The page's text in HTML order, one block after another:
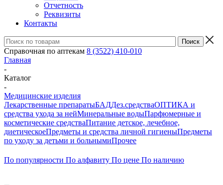
Отчетность
Реквизиты
Контакты
Справочная по аптекам 8 (3522) 410-010
Главная
-
Каталог
-
Медицинские изделия
Лекарственные препаратыБАДДез.средстваОПТИКА и
средства ухода за нейМинеральные водыПарфюмерные и
косметические средстваПитание детское, лечебное,
диетическоеПредметы и средства личной гигиеныПредметы
по уходу за детьми и больнымиПрочее
По популярности По алфавиту По цене По наличию